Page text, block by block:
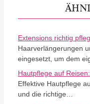
Extensions richtig
Haarverlängerungen
eingesetzt, um dem
Hautpflege auf
Effektive Hautpflege
und die richtige…